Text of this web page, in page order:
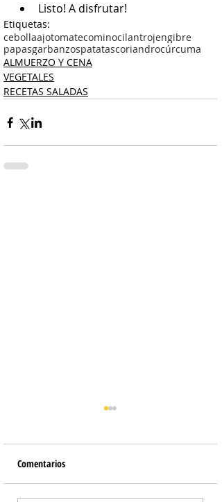
Listo! A disfrutar!
Etiquetas:
cebollaajotomatecominocilantrojengibre
papasgarbanzospatatascoriandrocúrcuma
ALMUERZO Y CENA
VEGETALES
RECETAS SALADAS
Comentarios